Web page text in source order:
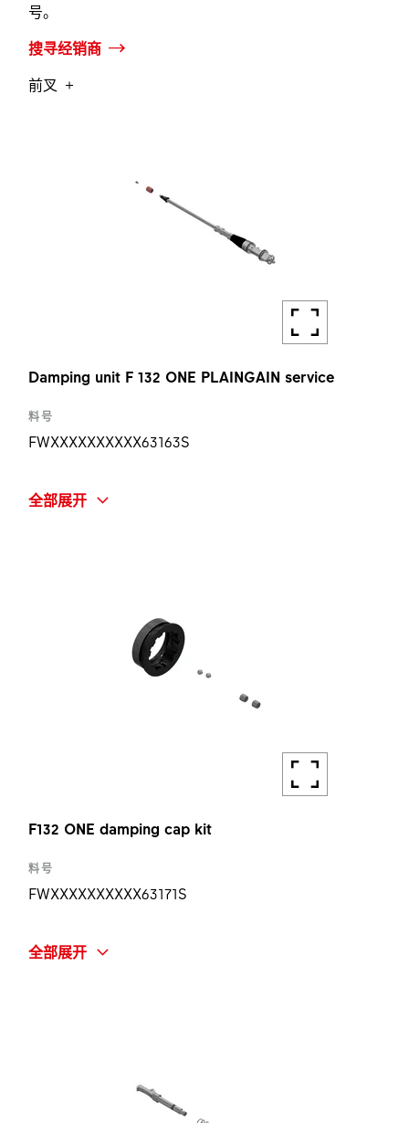
号。
搜寻经销商
前叉
Damping unit F 132 ONE PLAINGAIN service
料号
FWXXXXXXXXXX63163S
F132 ONE PLAINGAIN DAMPING UNIT KIT
全部展开
F132 ONE damping cap kit
料号
FWXXXXXXXXXX63171S
F132 ONE DAMPING CAP KIT
全部展开